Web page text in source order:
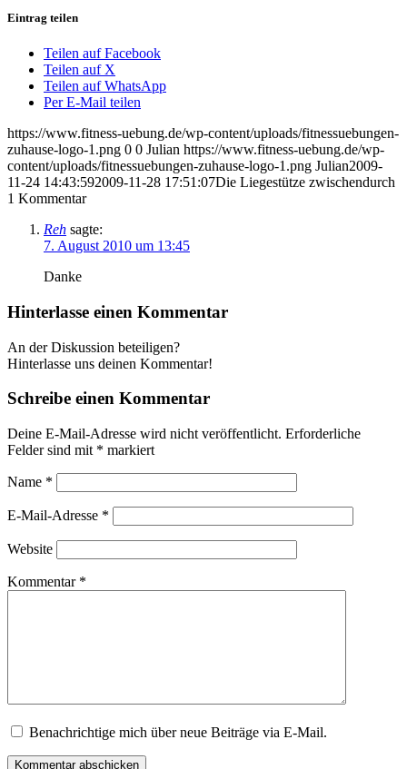
Eintrag teilen
Teilen auf Facebook
Teilen auf X
Teilen auf WhatsApp
Per E-Mail teilen
https://www.fitness-uebung.de/wp-content/uploads/fitnessuebungen-
zuhause-logo-1.png 0 0 Julian https://www.fitness-uebung.de/wp-
content/uploads/fitnessuebungen-zuhause-logo-1.png Julian2009-
11-24 14:43:592009-11-28 17:51:07Die Liegestütze zwischendurch
1 Kommentar
Reh sagte:
7. August 2010 um 13:45
Danke
Hinterlasse einen Kommentar
An der Diskussion beteiligen?
Hinterlasse uns deinen Kommentar!
Schreibe einen Kommentar
Deine E-Mail-Adresse wird nicht veröffentlicht. Erforderliche
Felder sind mit * markiert
Name *
E-Mail-Adresse *
Website
Kommentar *
Benachrichtige mich über neue Beiträge via E-Mail.